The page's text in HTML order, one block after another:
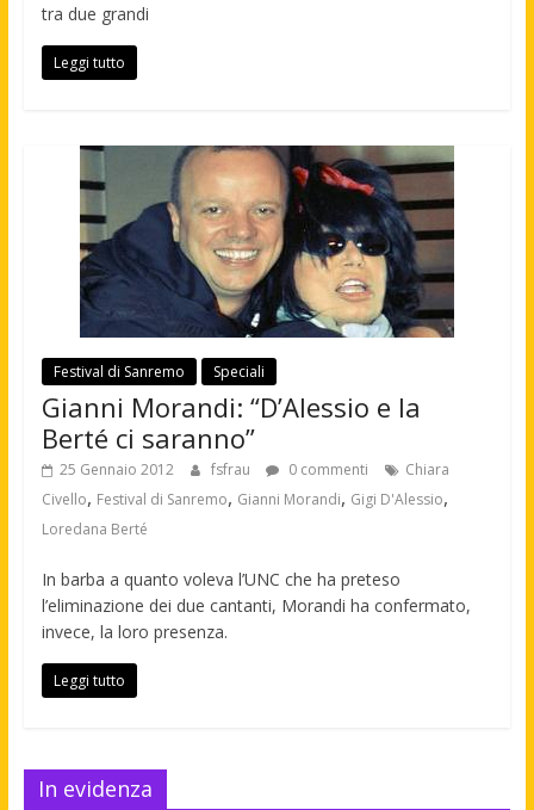
tra due grandi
Leggi tutto
Festival di Sanremo Speciali
Gianni Morandi: “D’Alessio e la
Berté ci saranno”
25 Gennaio 2012 fsfrau 0 commenti
Chiara
Civello, Festival di Sanremo, Gianni Morandi, Gigi D'Alessio,
Loredana Berté
In barba a quanto voleva l’UNC che ha preteso
l’eliminazione dei due cantanti, Morandi ha confermato,
invece, la loro presenza.
Leggi tutto
In evidenza